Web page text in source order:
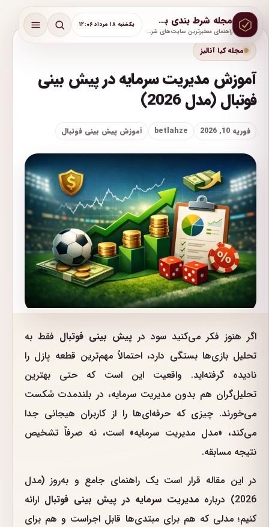
مجله شرط بندی بت لحظه
راهنمای معتبرترین سایت‌های شرط بندی با آموزش و پشتیبانی واقعی
یکشنبه ۱۸ مرداد ۱۲:۰۶
مجله کیا آنالیز
آموزش مدیریت سرمایه در پیش بینی
فوتبال (مدل 2026)
فوریه 10, 2026 betlahze آموزش پیش بینی فوتبال
اگر هنوز فکر می‌کنید سود در پیش بینی فوتبال فقط به
تحلیل بازی‌ها بستگی دارد، احتمالاً مهم‌ترین قطعه پازل را
نادیده گرفته‌اید. واقعیت این است که حتی بهترین
تحلیل‌گران هم بدون مدیریت سرمایه، در بلندمدت شکست
می‌خورند. چیزی که حرفه‌ای‌ها را از کاربران هیجانی جدا
می‌کند، «مدل مدیریت سرمایه» است، نه صرفاً تشخیص
نتیجه مسابقه.
در این مقاله قرار است یک راهنمای جامع و به‌روز (مدل
2026) درباره
مدیریت سرمایه در پیش بینی فوتبال ارائه
کنیم؛ مدلی که هم برای مبتدی‌ها قابل اجراست و هم برای